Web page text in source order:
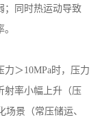
；同时热运动导致
力＞10MPa时，压力
射率小幅上升（压
场景（常压储运、